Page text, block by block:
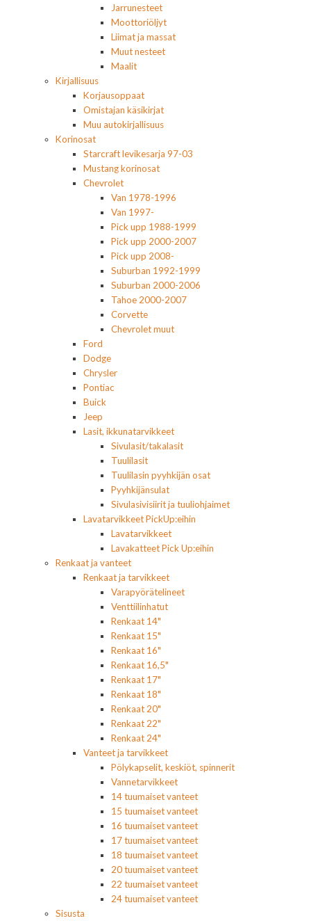
Jarrunesteet
Moottoriöljyt
Liimat ja massat
Muut nesteet
Maalit
Kirjallisuus
Korjausoppaat
Omistajan käsikirjat
Muu autokirjallisuus
Korinosat
Starcraft levikesarja 97-03
Mustang korinosat
Chevrolet
Van 1978-1996
Van 1997-
Pick upp 1988-1999
Pick upp 2000-2007
Pick upp 2008-
Suburban 1992-1999
Suburban 2000-2006
Tahoe 2000-2007
Corvette
Chevrolet muut
Ford
Dodge
Chrysler
Pontiac
Buick
Jeep
Lasit, ikkunatarvikkeet
Sivulasit/takalasit
Tuulilasit
Tuulilasin pyyhkijän osat
Pyyhkijänsulat
Sivulasivisiirit ja tuuliohjaimet
Lavatarvikkeet PickUp:eihin
Lavatarvikkeet
Lavakatteet Pick Up:eihin
Renkaat ja vanteet
Renkaat ja tarvikkeet
Varapyörätelineet
Venttiilinhatut
Renkaat 14"
Renkaat 15"
Renkaat 16"
Renkaat 16,5"
Renkaat 17"
Renkaat 18"
Renkaat 20"
Renkaat 22"
Renkaat 24"
Vanteet ja tarvikkeet
Pölykapselit, keskiöt, spinnerit
Vannetarvikkeet
14 tuumaiset vanteet
15 tuumaiset vanteet
16 tuumaiset vanteet
17 tuumaiset vanteet
18 tuumaiset vanteet
20 tuumaiset vanteet
22 tuumaiset vanteet
24 tuumaiset vanteet
Sisusta